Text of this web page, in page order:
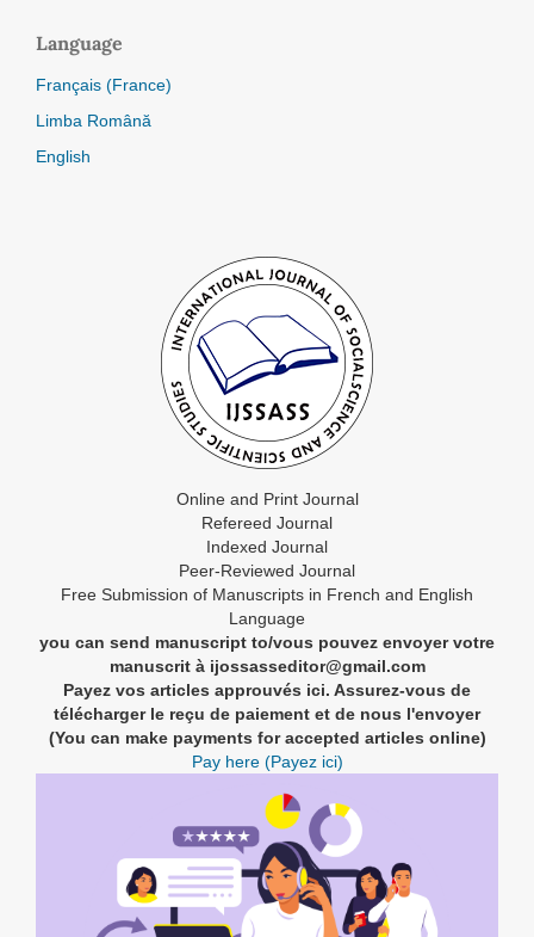
Language
Français (France)
Limba Română
English
Online and Print Journal
Refereed Journal
Indexed Journal
Peer-Reviewed Journal
Free Submission of Manuscripts in French and English
Language
you can send manuscript to/vous pouvez envoyer votre
manuscrit à ijossasseditor@gmail.com
Payez vos articles approuvés ici. Assurez-vous de
télécharger le reçu de paiement et de nous l'envoyer
(You can make payments for accepted articles online)
Pay here (Payez ici)